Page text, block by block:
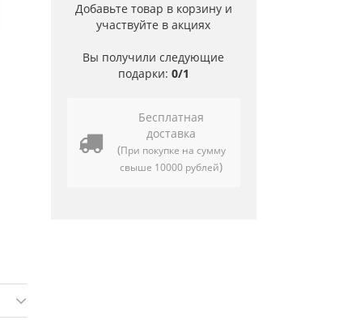
Добавьте товар в корзину и
участвуйте в акциях
Вы получили следующие
подарки: 0/1
Бесплатная
доставка
(При покупке на сумму
свыше 10000 рублей)